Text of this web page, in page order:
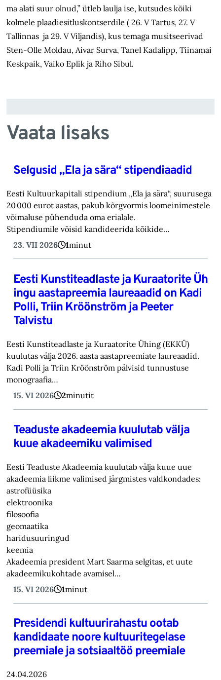
ma alati suur olnud,” ütleb laulja ise, kutsudes kõiki
kolmele plaadiesitluskontserdile ( 26. V Tartus, 27. V
Tallinnas ja 29. V Viljandis), kus temaga musitseerivad
Sten-Olle Moldau, Aivar Surva, Tanel Kadalipp, Tiinamai
Keskpaik, Vaiko Eplik ja Riho Sibul.
Vaata lisaks
Selgusid „Ela ja sära“ stipendiaadid
Eesti Kultuurkapitali stipendium „Ela ja sära“, suurusega
20 000 eurot aastas, pakub kõrgvormis loomeinimestele
võimaluse pühenduda oma erialale.
Stipendiumile võisid kandideerida kõikide…
23. VII 2026
1minut
Eesti Kunstiteadlaste ja Kuraatorite Üh
ingu aastapreemia laureaadid on Kadi
Polli, Triin Kröönström ja Peeter
Talvistu
Eesti Kunstiteadlaste ja Kuraatorite Ühing (EKKÜ)
kuulutas välja 2026. aasta aastapreemiate laureaadid.
Kadi Polli ja Triin Kröönström pälvisid tunnustuse
monograafia…
15. VI 2026
2minutit
Teaduste akadeemia kuulutab välja
kuue akadeemiku valimised
Eesti Teaduste Akadeemia kuulutab välja kuue uue
akadeemia liikme valimised järgmistes valdkondades:
astrofüüsika
elektroonika
filosoofia
geomaatika
haridusuuringud
keemia
Akadeemia president Mart Saarma selgitas, et uute
akadeemikukohtade avamisel…
15. VI 2026
1minut
Presidendi kultuurirahastu ootab
kandidaate noore kultuuritegelase
preemiale ja sotsiaaltöö preemiale
24.04.2026